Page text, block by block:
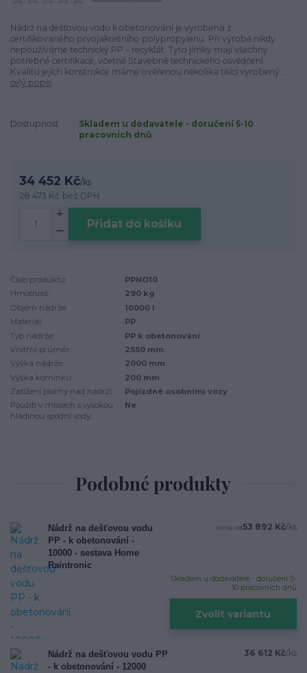
Nádrž na dešťovou vodu k obetonování je vyrobena z
certifikovaného prvojakostního polypropylenu. Při výrobě nikdy
nepoužíváme technický PP – recyklát. Tyto jímky mají všechny
potřebné certifikace, včetně Stavebně technického osvědčení.
Kvalitu jejich konstrukce máme ověřenou několika tisíci vyrobený...
celý popis
Dostupnost
Skladem u dodavatele - doručení 5-10
pracovních dnů
34 452 Kč/ks
28 473 Kč bez DPH
Přidat do košíku
Číslo produktu:
PPNO10
Hmotnost:
290 kg
Objem nádrže:
10000 l
Materiál:
PP
Typ nádrže:
PP k obetonování
Vnitřní průměr:
2550 mm
Výška nádrže:
2000 mm
Výška komínku:
200 mm
Zatížení plochy nad nádrží:
Pojízdné osobními vozy
Použití v místech s vysokou
hladinou spodní vody:
Ne
Podobné produkty
Nádrž na dešťovou vodu
PP - k obetonování -
10000 - sestava Home
Raintronic
cena od53 892 Kč/ks
Skladem u dodavatele - doručení 5-
10 pracovních dnů
Zvolit variantu
Nádrž na dešťovou vodu PP
- k obetonování - 12000
36 612 Kč/ks